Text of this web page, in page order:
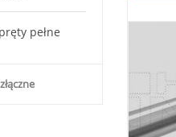
pełne